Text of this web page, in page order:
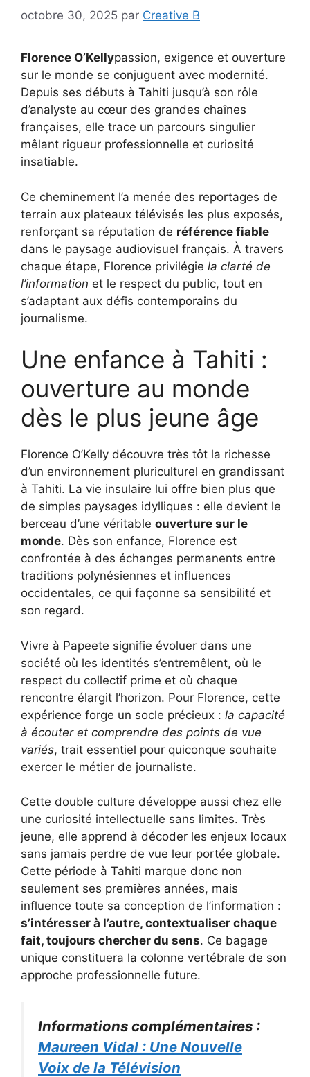
octobre 30, 2025 par Creative B
Florence O’Kellypassion, exigence et ouverture
sur le monde se conjuguent avec modernité.
Depuis ses débuts à Tahiti jusqu’à son rôle
d’analyste au cœur des grandes chaînes
françaises, elle trace un parcours singulier
mêlant rigueur professionnelle et curiosité
insatiable.
Ce cheminement l’a menée des reportages de
terrain aux plateaux télévisés les plus exposés,
renforçant sa réputation de référence fiable
dans le paysage audiovisuel français. À travers
chaque étape, Florence privilégie la clarté de
l’information et le respect du public, tout en
s’adaptant aux défis contemporains du
journalisme.
Une enfance à Tahiti :
ouverture au monde
dès le plus jeune âge
Florence O’Kelly découvre très tôt la richesse
d’un environnement pluriculturel en grandissant
à Tahiti. La vie insulaire lui offre bien plus que
de simples paysages idylliques : elle devient le
berceau d’une véritable ouverture sur le
monde. Dès son enfance, Florence est
confrontée à des échanges permanents entre
traditions polynésiennes et influences
occidentales, ce qui façonne sa sensibilité et
son regard.
Vivre à Papeete signifie évoluer dans une
société où les identités s’entremêlent, où le
respect du collectif prime et où chaque
rencontre élargit l’horizon. Pour Florence, cette
expérience forge un socle précieux : la capacité
à écouter et comprendre des points de vue
variés, trait essentiel pour quiconque souhaite
exercer le métier de journaliste.
Cette double culture développe aussi chez elle
une curiosité intellectuelle sans limites. Très
jeune, elle apprend à décoder les enjeux locaux
sans jamais perdre de vue leur portée globale.
Cette période à Tahiti marque donc non
seulement ses premières années, mais
influence toute sa conception de l’information :
s’intéresser à l’autre, contextualiser chaque
fait, toujours chercher du sens. Ce bagage
unique constituera la colonne vertébrale de son
approche professionnelle future.
Informations complémentaires :
Maureen Vidal : Une Nouvelle
Voix de la Télévision